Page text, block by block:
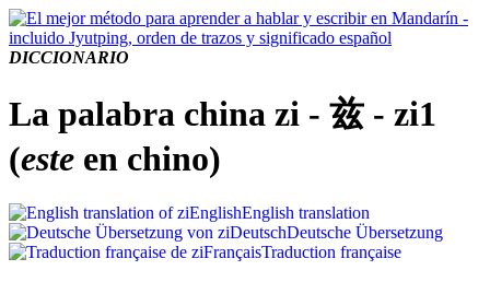
DICCIONARIO
La palabra china zi - 兹 - zi1
(este en chino)
EnglishEnglish translation
DeutschDeutsche Übersetzung
FrançaisTraduction française